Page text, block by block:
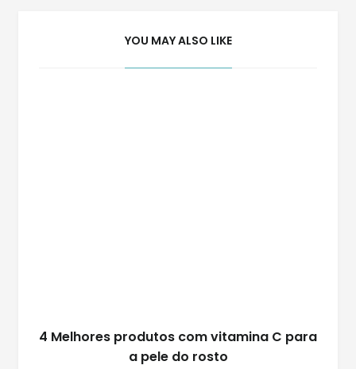
YOU MAY ALSO LIKE
4 Melhores produtos com vitamina C para
a pele do rosto